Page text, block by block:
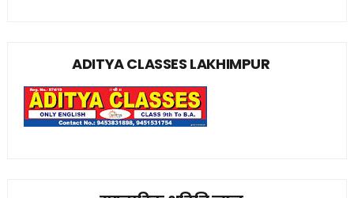
ADITYA CLASSES LAKHIMPUR